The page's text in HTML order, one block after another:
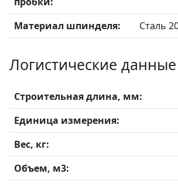
Материал шпинделя: Сталь
Логистические данные
Строительная длина, мм:
Единица измерения:
Вес, кг:
Объем, м3: